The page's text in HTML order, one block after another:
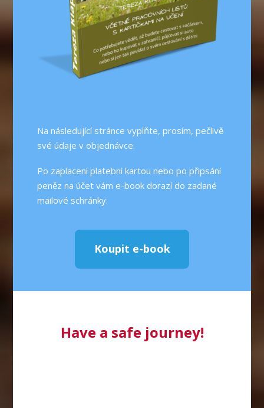
Na následující stránce vyplňte, prosím, pečlivě
své údaje v objednávce.
Po zaplacení platební kartou nebo po připsání
peněz na účet vám e-book dorazí do zadané
mailové schránky.
Koupit e-book
Have a safe journey!